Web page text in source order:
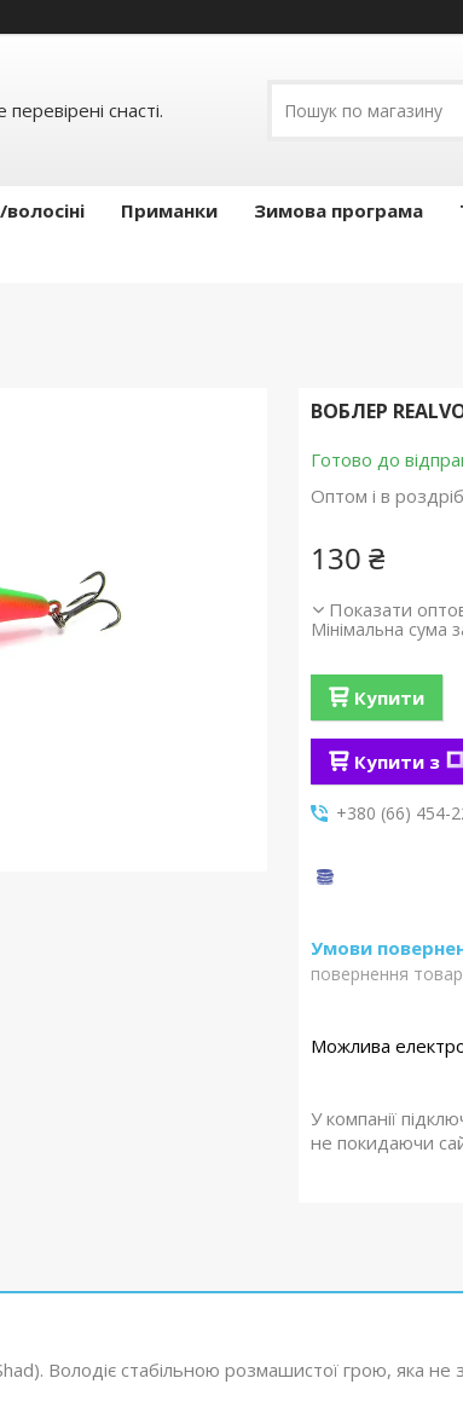
снасті.
Приманки Зимова програма
ВОБЛЕР
Готово до
Оптом і в роздріб
130 ₴
Показати
Мінімальна сума
Купити
Купити з
+380 (66) 454-
повернення
У компанії
не покидаючи
Володіє стабільною розмашистої грою, яка не